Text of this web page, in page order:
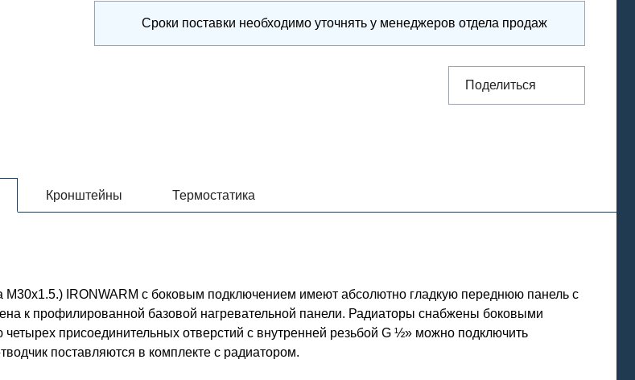
Сроки поставки необходимо уточнять у менеджеров отдела продаж
Поделиться
Кронштейны Термостатика
IRONWARM с боковым подключением имеют абсолютно гладкую переднюю панель с
к профилированной базовой нагревательной панели. Радиаторы снабжены боковыми
присоединительных отверстий с внутренней резьбой G ½» можно подключить
поставляются в комплекте с радиатором.